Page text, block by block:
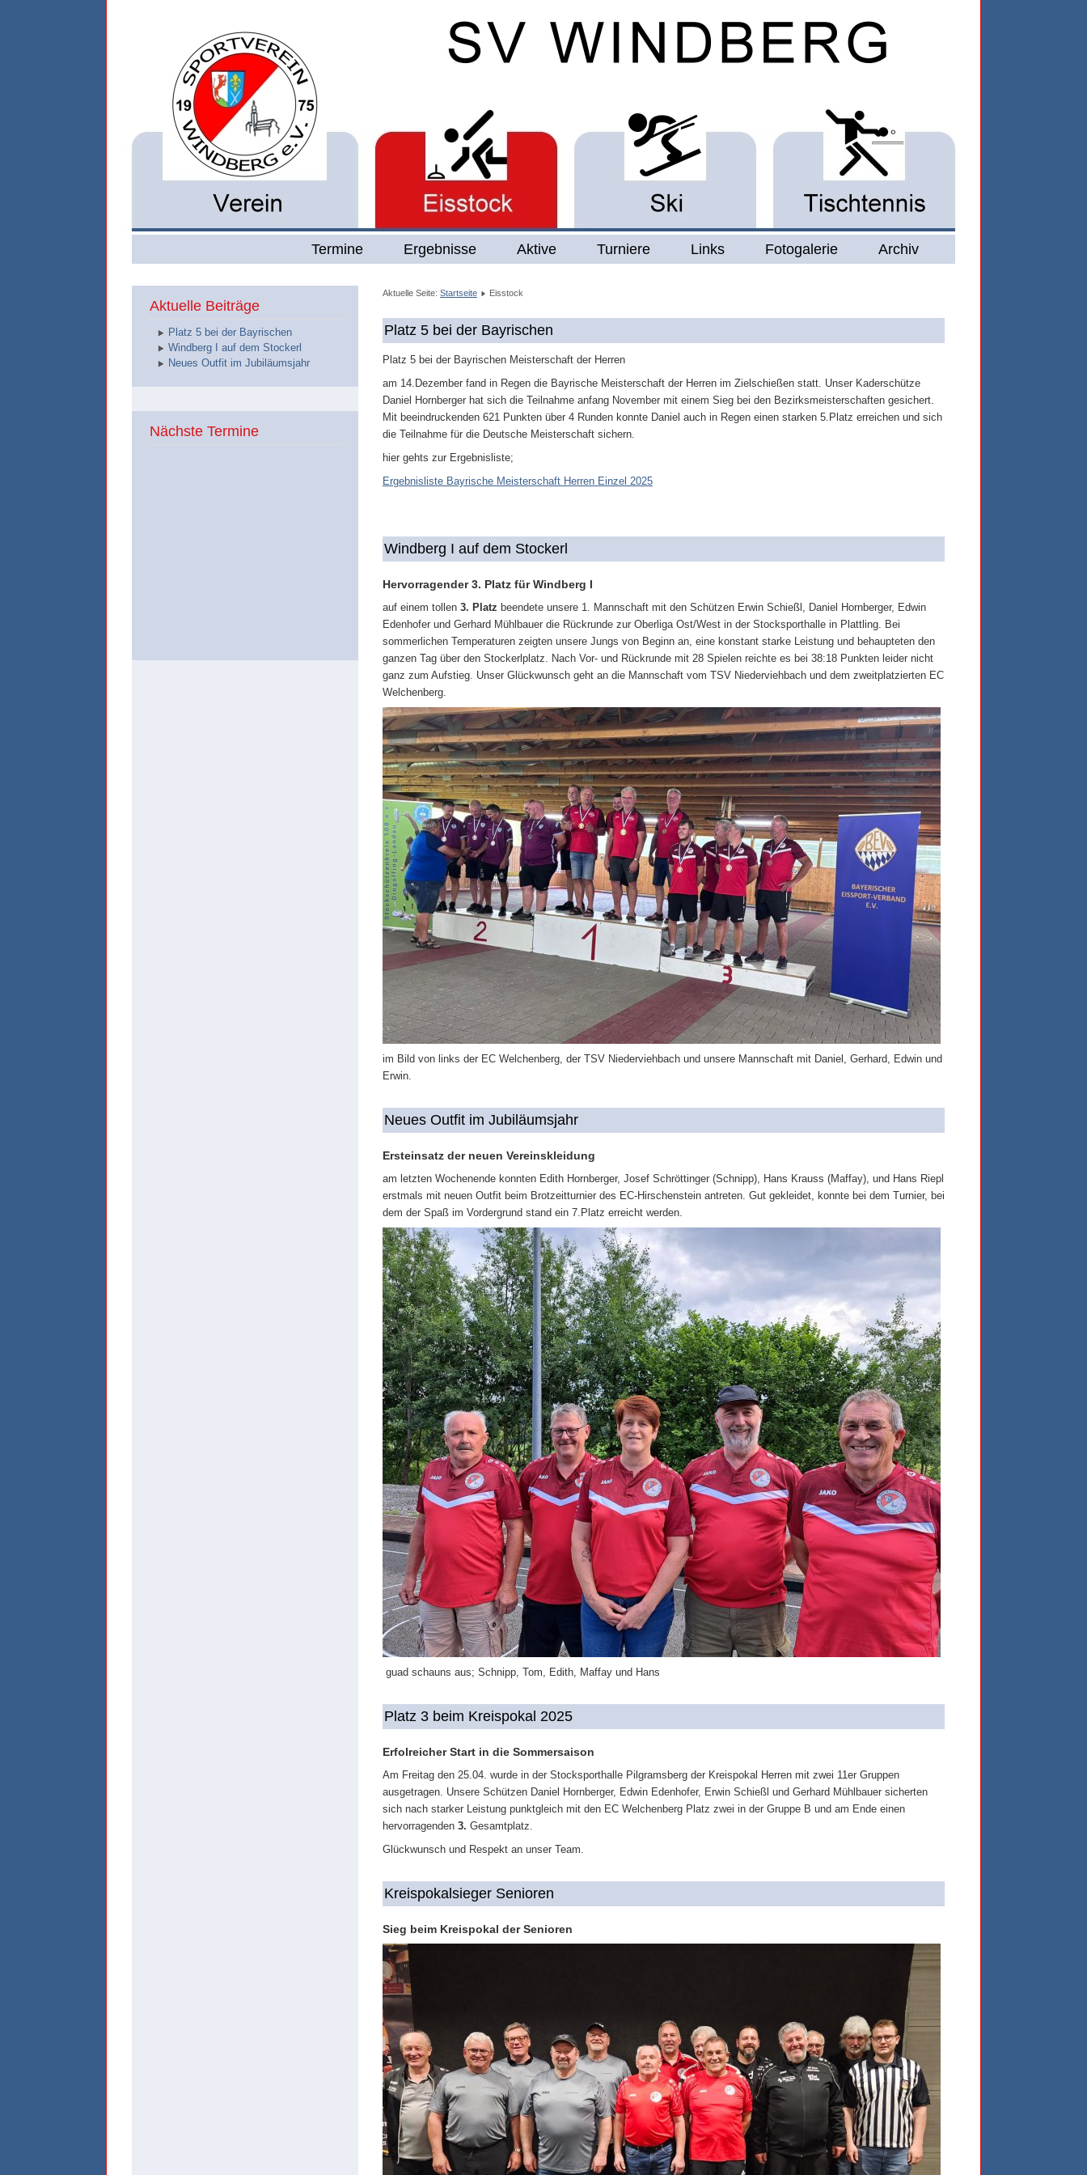
Archiv
Fotogalerie
Links
Turniere
Aktive
Ergebnisse
Termine
Aktuelle Seite: Startseite Eisstock
Aktuelle Beiträge
Platz 5 bei der Bayrischen
Windberg I auf dem Stockerl
Neues Outfit im Jubiläumsjahr
Nächste Termine
Platz 5 bei der Bayrischen
Platz 5 bei der Bayrischen Meisterschaft der Herren
am 14.Dezember fand in Regen die Bayrische Meisterschaft der Herren im Zielschießen statt. Unser Kaderschütze
Daniel Hornberger hat sich die Teilnahme anfang November mit einem Sieg bei den Bezirksmeisterschaften gesichert.
Mit beeindruckenden 621 Punkten über 4 Runden konnte Daniel auch in Regen einen starken 5.Platz erreichen und sich
die Teilnahme für die Deutsche Meisterschaft sichern.
hier gehts zur Ergebnisliste;
Ergebnisliste Bayrische Meisterschaft Herren Einzel 2025
Windberg I auf dem Stockerl
Hervorragender 3. Platz für Windberg I
auf einem tollen 3. Platz beendete unsere 1. Mannschaft mit den Schützen Erwin Schießl, Daniel Hornberger, Edwin
Edenhofer und Gerhard Mühlbauer die Rückrunde zur Oberliga Ost/West in der Stocksporthalle in Plattling. Bei
sommerlichen Temperaturen zeigten unsere Jungs von Beginn an, eine konstant starke Leistung und behaupteten den
ganzen Tag über den Stockerlplatz. Nach Vor- und Rückrunde mit 28 Spielen reichte es bei 38:18 Punkten leider nicht
ganz zum Aufstieg. Unser Glückwunsch geht an die Mannschaft vom TSV Niederviehbach und dem zweitplatzierten EC
Welchenberg.
im Bild von links der EC Welchenberg, der TSV Niederviehbach und unsere Mannschaft mit Daniel, Gerhard, Edwin und
Erwin.
Neues Outfit im Jubiläumsjahr
Ersteinsatz der neuen Vereinskleidung
am letzten Wochenende konnten Edith Hornberger, Josef Schröttinger (Schnipp), Hans Krauss (Maffay), und Hans Riepl
erstmals mit neuen Outfit beim Brotzeitturnier des EC-Hirschenstein antreten. Gut gekleidet, konnte bei dem Turnier, bei
dem der Spaß im Vordergrund stand ein 7.Platz erreicht werden.
guad schauns aus; Schnipp, Tom, Edith, Maffay und Hans
Platz 3 beim Kreispokal 2025
Erfolreicher Start in die Sommersaison
Am Freitag den 25.04. wurde in der Stocksporthalle Pilgramsberg der Kreispokal Herren mit zwei 11er Gruppen
ausgetragen. Unsere Schützen Daniel Hornberger, Edwin Edenhofer, Erwin Schießl und Gerhard Mühlbauer sicherten
sich nach starker Leistung punktgleich mit den EC Welchenberg Platz zwei in der Gruppe B und am Ende einen
hervorragenden 3. Gesamtplatz.
Glückwunsch und Respekt an unser Team.
Kreispokalsieger Senioren
Sieg beim Kreispokal der Senioren